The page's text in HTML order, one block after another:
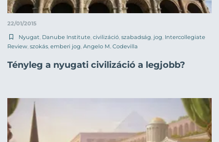
22/01/2015
Nyugat, Danube Institute, civilizáció, szabadság, jog, Intercollegiate
Review, szokás, emberi jog, Angelo M. Codevilla
Tényleg a nyugati civilizáció a legjobb?